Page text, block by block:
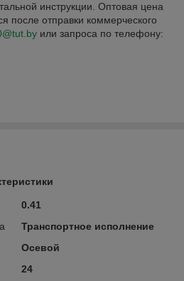
инструкции. Оптовая цена
после отправки коммерческого
или запроса по телефону:
0.41
Транспортное исполнение
Осевой
24